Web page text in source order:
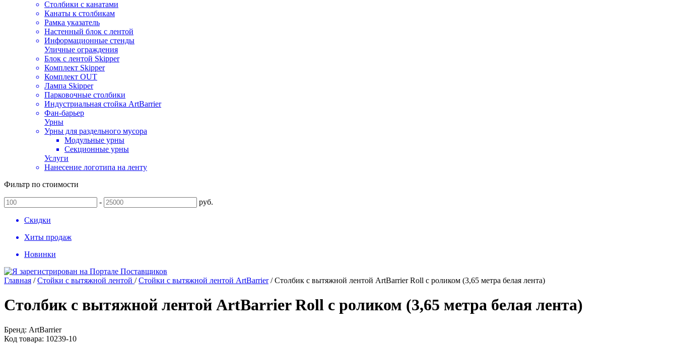
Столбики с канатами
Канаты к столбикам
Рамка указатель
Настенный блок с лентой
Информационные стенды
Уличные ограждения
Блок с лентой Skipper
Комплект Skipper
Комплект OUT
Лампа Skipper
Парковочные столбики
Индустриальная стойка ArtBarrier
Фан-барьер
Урны
Урны для раздельного мусора
Модульные урны
Секционные урны
Услуги
Нанесение логотипа на ленту
Фильтр по стоимости
- руб.
Скидки
Хиты продаж
Новинки
Главная /Стойки с вытяжной лентой /Стойки с вытяжной лентой ArtBarrier/Столбик с вытяжной лентой ArtBarrier Roll с роликом (3,65 метра белая лента)
Столбик с вытяжной лентой ArtBarrier Roll с роликом (3,65 метра белая лента)
Бренд: ArtBarrier
Код товара: 10239-10